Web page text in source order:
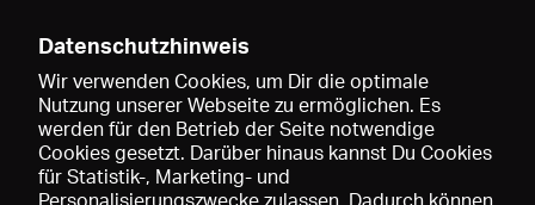
Speichern
Datenschutzhinweis
Wir verwenden Cookies, um Dir die optimale
Nutzung unserer Webseite zu ermöglichen. Es
werden für den Betrieb der Seite notwendige
Cookies gesetzt. Darüber hinaus kannst Du Cookies
für Statistik-, Marketing- und
Personalisierungszwecke zulassen. Dadurch können